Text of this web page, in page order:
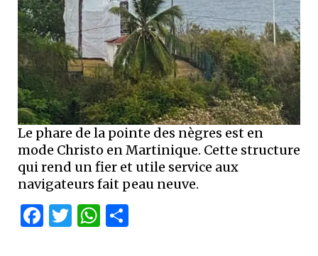
Le phare de la pointe des nègres est en
mode Christo en Martinique. Cette structure
qui rend un fier et utile service aux
navigateurs fait peau neuve.
Facebook
Twitter
WhatsApp